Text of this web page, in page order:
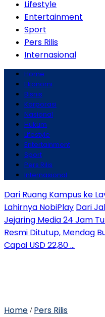
Lifestyle
Entertainment
Sport
Pers Rilis
Internasional
Home
Ekonomi
Bisnis
Korporasi
Nasional
Hukum
Lifestyle
Entertainment
Sport
Pers Rilis
Internasional
Dari Ruang Kampus ke
Lahirnya NobiPlay Dari
Jejaring Media 24 Jam
Resmi Ditutup, Mendag
Capai USD 22,80 …
Home / Pers Rilis